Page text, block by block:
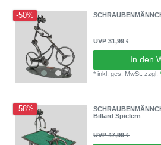
-50%
UVP 31,99 €
In den
*inkl. ges. MwSt. zzgl.
-58%
Billard Spielern
UVP 47,99 €